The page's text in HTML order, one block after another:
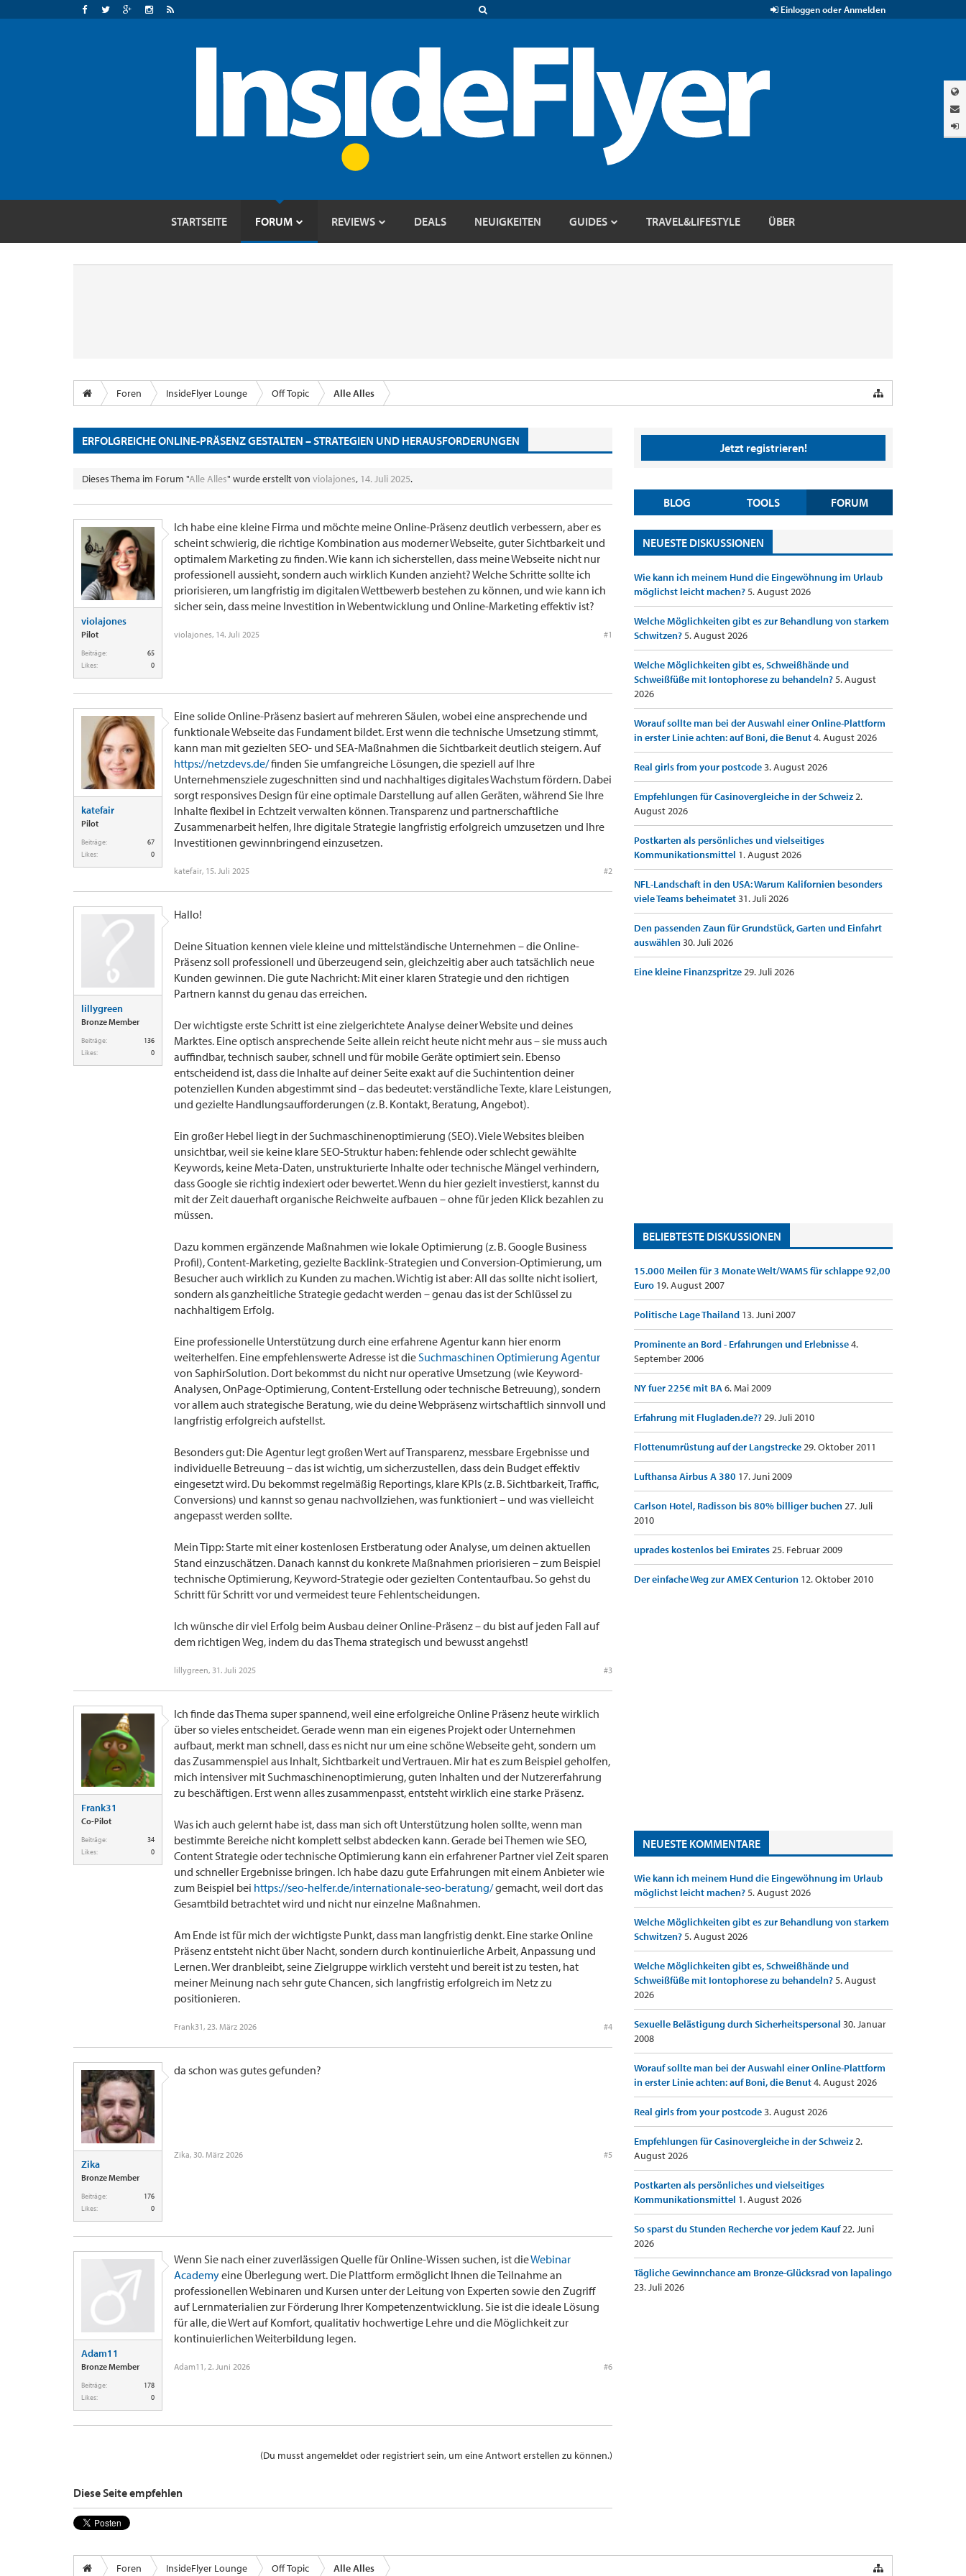
Einloggen oder Anmelden
STARTSEITE FORUM REVIEWS DEALS NEUIGKEITEN GUIDES TRAVEL&LIFESTYLE ÜBER
Foren InsideFlyer Lounge Off Topic Alle Alles
ERFOLGREICHE ONLINE-PRÄSENZ GESTALTEN – STRATEGIEN UND HERAUSFORDERUNGEN
Dieses Thema im Forum "Alle Alles" wurde erstellt von violajones, 14. Juli 2025.
violajones
Pilot
Beiträge:
65
Likes:
0
Ich habe eine kleine Firma und möchte meine Online-Präsenz deutlich verbessern, aber es
scheint schwierig, die richtige Kombination aus moderner Webseite, guter Sichtbarkeit und
optimalem Marketing zu finden. Wie kann ich sicherstellen, dass meine Webseite nicht nur
professionell aussieht, sondern auch wirklich Kunden anzieht? Welche Schritte sollte ich
priorisieren, um langfristig im digitalen Wettbewerb bestehen zu können, und wie kann ich
sicher sein, dass meine Investition in Webentwicklung und Online-Marketing effektiv ist?
violajones, 14. Juli 2025 #1
katefair
Pilot
Beiträge:
67
Likes:
0
Eine solide Online-Präsenz basiert auf mehreren Säulen, wobei eine ansprechende und
funktionale Webseite das Fundament bildet. Erst wenn die technische Umsetzung stimmt,
kann man mit gezielten SEO- und SEA-Maßnahmen die Sichtbarkeit deutlich steigern. Auf
https://netzdevs.de/finden Sie umfangreiche Lösungen, die speziell auf Ihre
Unternehmensziele zugeschnitten sind und nachhaltiges digitales Wachstum fördern. Dabei
sorgt responsives Design für eine optimale Darstellung auf allen Geräten, während Sie Ihre
Inhalte flexibel in Echtzeit verwalten können. Transparenz und partnerschaftliche
Zusammenarbeit helfen, Ihre digitale Strategie langfristig erfolgreich umzusetzen und Ihre
Investitionen gewinnbringend einzusetzen.
katefair, 15. Juli 2025 #2
lillygreen
Bronze Member
Beiträge:
136
Likes:
0
Hallo!
Deine Situation kennen viele kleine und mittelständische Unternehmen – die Online-
Präsenz soll professionell und überzeugend sein, gleichzeitig aber auch tatsächlich neue
Kunden gewinnen. Die gute Nachricht: Mit einer klaren Strategie und den richtigen
Partnern kannst du genau das erreichen.
Der wichtigste erste Schritt ist eine zielgerichtete Analyse deiner Website und deines
Marktes. Eine optisch ansprechende Seite allein reicht heute nicht mehr aus – sie muss auch
auffindbar, technisch sauber, schnell und für mobile Geräte optimiert sein. Ebenso
entscheidend ist, dass die Inhalte auf deiner Seite exakt auf die Suchintention deiner
potenziellen Kunden abgestimmt sind – das bedeutet: verständliche Texte, klare Leistungen,
und gezielte Handlungsaufforderungen (z. B. Kontakt, Beratung, Angebot).
Ein großer Hebel liegt in der Suchmaschinenoptimierung (SEO). Viele Websites bleiben
unsichtbar, weil sie keine klare SEO-Struktur haben: fehlende oder schlecht gewählte
Keywords, keine Meta-Daten, unstrukturierte Inhalte oder technische Mängel verhindern,
dass Google sie richtig indexiert oder bewertet. Wenn du hier gezielt investierst, kannst du
mit der Zeit dauerhaft organische Reichweite aufbauen – ohne für jeden Klick bezahlen zu
müssen.
Dazu kommen ergänzende Maßnahmen wie lokale Optimierung (z. B. Google Business
Profil), Content-Marketing, gezielte Backlink-Strategien und Conversion-Optimierung, um
Besucher auch wirklich zu Kunden zu machen. Wichtig ist aber: All das sollte nicht isoliert,
sondern als ganzheitliche Strategie gedacht werden – genau das ist der Schlüssel zu
nachhaltigem Erfolg.
Eine professionelle Unterstützung durch eine erfahrene Agentur kann hier enorm
weiterhelfen. Eine empfehlenswerte Adresse ist dieSuchmaschinen Optimierung Agentur
von SaphirSolution. Dort bekommst du nicht nur operative Umsetzung (wie Keyword-
Analysen, OnPage-Optimierung, Content-Erstellung oder technische Betreuung), sondern
vor allem auch strategische Beratung, wie du deine Webpräsenz wirtschaftlich sinnvoll und
langfristig erfolgreich aufstellst.
Besonders gut: Die Agentur legt großen Wert auf Transparenz, messbare Ergebnisse und
individuelle Betreuung – das ist wichtig, um sicherzustellen, dass dein Budget effektiv
eingesetzt wird. Du bekommst regelmäßig Reportings, klare KPIs (z. B. Sichtbarkeit, Traffic,
Conversions) und kannst so genau nachvollziehen, was funktioniert – und was vielleicht
angepasst werden sollte.
Mein Tipp: Starte mit einer kostenlosen Erstberatung oder Analyse, um deinen aktuellen
Stand einzuschätzen. Danach kannst du konkrete Maßnahmen priorisieren – zum Beispiel
technische Optimierung, Keyword-Strategie oder gezielten Contentaufbau. So gehst du
Schritt für Schritt vor und vermeidest teure Fehlentscheidungen.
Ich wünsche dir viel Erfolg beim Ausbau deiner Online-Präsenz – du bist auf jeden Fall auf
dem richtigen Weg, indem du das Thema strategisch und bewusst angehst!
lillygreen, 31. Juli 2025 #3
Frank31
Co-Pilot
Beiträge:
34
Likes:
0
Ich finde das Thema super spannend, weil eine erfolgreiche Online Präsenz heute wirklich
über so vieles entscheidet. Gerade wenn man ein eigenes Projekt oder Unternehmen
aufbaut, merkt man schnell, dass es nicht nur um eine schöne Webseite geht, sondern um
das Zusammenspiel aus Inhalt, Sichtbarkeit und Vertrauen. Mir hat es zum Beispiel geholfen,
mich intensiver mit Suchmaschinenoptimierung, guten Inhalten und der Nutzererfahrung
zu beschäftigen. Erst wenn alles zusammenpasst, entsteht wirklich eine starke Präsenz.
Was ich auch gelernt habe ist, dass man sich oft Unterstützung holen sollte, wenn man
bestimmte Bereiche nicht komplett selbst abdecken kann. Gerade bei Themen wie SEO,
Content Strategie oder technische Optimierung kann ein erfahrener Partner viel Zeit sparen
und schneller Ergebnisse bringen. Ich habe dazu gute Erfahrungen mit einem Anbieter wie
zum Beispiel bei https://seo-helfer.de/internationale-seo-beratung/gemacht, weil dort das
Gesamtbild betrachtet wird und nicht nur einzelne Maßnahmen.
Am Ende ist für mich der wichtigste Punkt, dass man langfristig denkt. Eine starke Online
Präsenz entsteht nicht über Nacht, sondern durch kontinuierliche Arbeit, Anpassung und
Lernen. Wer dranbleibt, seine Zielgruppe wirklich versteht und bereit ist zu testen, hat
meiner Meinung nach sehr gute Chancen, sich langfristig erfolgreich im Netz zu
positionieren.
Frank31, 23. März 2026 #4
Zika
Bronze Member
Beiträge:
176
Likes:
0
da schon was gutes gefunden?
Zika, 30. März 2026 #5
Adam11
Bronze Member
Beiträge:
178
Likes:
0
Wenn Sie nach einer zuverlässigen Quelle für Online-Wissen suchen, ist dieWebinar
Academyeine Überlegung wert. Die Plattform ermöglicht Ihnen die Teilnahme an
professionellen Webinaren und Kursen unter der Leitung von Experten sowie den Zugriff
auf Lernmaterialien zur Förderung Ihrer Kompetenzentwicklung. Sie ist die ideale Lösung
für alle, die Wert auf Komfort, qualitativ hochwertige Lehre und die Möglichkeit zur
kontinuierlichen Weiterbildung legen.
Adam11, 2. Juni 2026 #6
(Du musst angemeldet oder registriert sein, um eine Antwort erstellen zu können.)
Diese Seite empfehlen
Jetzt registrieren!
BLOG TOOLS FORUM
NEUESTE DISKUSSIONEN
Wie kann ich meinem Hund die Eingewöhnung im Urlaub
möglichst leicht machen?5. August 2026
Welche Möglichkeiten gibt es zur Behandlung von starkem
Schwitzen?5. August 2026
Welche Möglichkeiten gibt es, Schweißhände und
Schweißfüße mit Iontophorese zu behandeln?5. August
2026
Worauf sollte man bei der Auswahl einer Online-Plattform
in erster Linie achten: auf Boni, die Benut4. August 2026
Real girls from your postcode3. August 2026
Empfehlungen für Casinovergleiche in der Schweiz2.
August 2026
Postkarten als persönliches und vielseitiges
Kommunikationsmittel 1. August 2026
NFL-Landschaft in den USA: Warum Kalifornien besonders
viele Teams beheimatet31. Juli 2026
Den passenden Zaun für Grundstück, Garten und Einfahrt
auswählen30. Juli 2026
Eine kleine Finanzspritze29. Juli 2026
BELIEBTESTE DISKUSSIONEN
15.000 Meilen für 3 Monate Welt/WAMS für schlappe 92,00
Euro 19. August 2007
Politische Lage Thailand 13. Juni 2007
Prominente an Bord - Erfahrungen und Erlebnisse4.
September 2006
NY fuer 225€ mit BA6. Mai 2009
Erfahrung mit Flugladen.de??29. Juli 2010
Flottenumrüstung auf der Langstrecke29. Oktober 2011
Lufthansa Airbus A 380 17. Juni 2009
Carlson Hotel, Radisson bis 80% billiger buchen27. Juli
2010
uprades kostenlos bei Emirates25. Februar 2009
Der einfache Weg zur AMEX Centurion 12. Oktober 2010
NEUESTE KOMMENTARE
Wie kann ich meinem Hund die Eingewöhnung im Urlaub
möglichst leicht machen?5. August 2026
Welche Möglichkeiten gibt es zur Behandlung von starkem
Schwitzen?5. August 2026
Welche Möglichkeiten gibt es, Schweißhände und
Schweißfüße mit Iontophorese zu behandeln?5. August
2026
Sexuelle Belästigung durch Sicherheitspersonal 30. Januar
2008
Worauf sollte man bei der Auswahl einer Online-Plattform
in erster Linie achten: auf Boni, die Benut4. August 2026
Real girls from your postcode3. August 2026
Empfehlungen für Casinovergleiche in der Schweiz2.
August 2026
Postkarten als persönliches und vielseitiges
Kommunikationsmittel 1. August 2026
So sparst du Stunden Recherche vor jedem Kauf22. Juni
2026
Tägliche Gewinnchance am Bronze-Glücksrad von lapalingo
23. Juli 2026
Foren InsideFlyer Lounge Off Topic Alle Alles